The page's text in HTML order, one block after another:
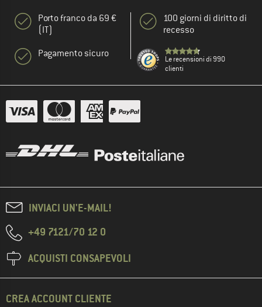
Porto franco da 69 €
(IT)
Pagamento sicuro
100 giorni di diritto di
recesso
Le recensioni di 990
clienti
INVIACI UN'E-MAIL!
+49 7121/70 12 0
ACQUISTI CONSAPEVOLI
CREA ACCOUNT CLIENTE